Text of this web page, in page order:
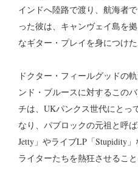
インドへ陸路で渡り、航海者
った彼は、キャンヴェイ島を
なギター・プレイを身につけた
ドクター・フィールグッドの
ンド・ブルースに対するこの
チは、UKパンクス世代にとっ
なり、パブロックの元祖と呼
Jetty」やライブLP「Stupidity
ライターたちを熱狂させること